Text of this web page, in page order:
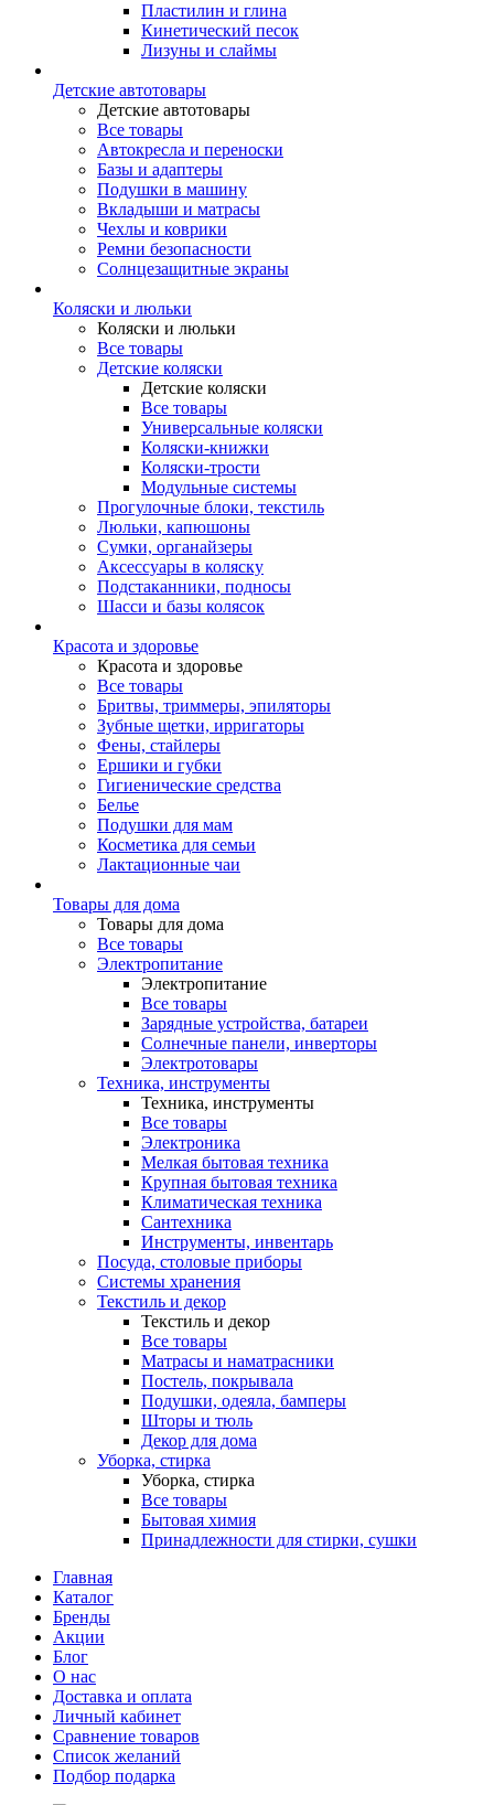
Пластилин и глина
Кинетический песок
Лизуны и слаймы
Детские автотовары
Детские автотовары
Все товары
Автокресла и переноски
Базы и адаптеры
Подушки в машину
Вкладыши и матрасы
Чехлы и коврики
Ремни безопасности
Солнцезащитные экраны
Коляски и люльки
Коляски и люльки
Все товары
Детские коляски
Детские коляски
Все товары
Универсальные коляски
Коляски-книжки
Коляски-трости
Модульные системы
Прогулочные блоки, текстиль
Люльки, капюшоны
Сумки, органайзеры
Аксессуары в коляску
Подстаканники, подносы
Шасси и базы колясок
Красота и здоровье
Красота и здоровье
Все товары
Бритвы, триммеры, эпиляторы
Зубные щетки, ирригаторы
Фены, стайлеры
Ершики и губки
Гигиенические средства
Белье
Подушки для мам
Косметика для семьи
Лактационные чаи
Товары для дома
Товары для дома
Все товары
Электропитание
Электропитание
Все товары
Зарядные устройства, батареи
Солнечные панели, инверторы
Электротовары
Техника, инструменты
Техника, инструменты
Все товары
Электроника
Мелкая бытовая техника
Крупная бытовая техника
Климатическая техника
Сантехника
Инструменты, инвентарь
Посуда, столовые приборы
Системы хранения
Текстиль и декор
Текстиль и декор
Все товары
Матрасы и наматрасники
Постель, покрывала
Подушки, одеяла, бамперы
Шторы и тюль
Декор для дома
Уборка, стирка
Уборка, стирка
Все товары
Бытовая химия
Принадлежности для стирки, сушки
Главная
Каталог
Бренды
Акции
Блог
О нас
Доставка и оплата
Личный кабинет
Сравнение товаров
Список желаний
Подбор подарка